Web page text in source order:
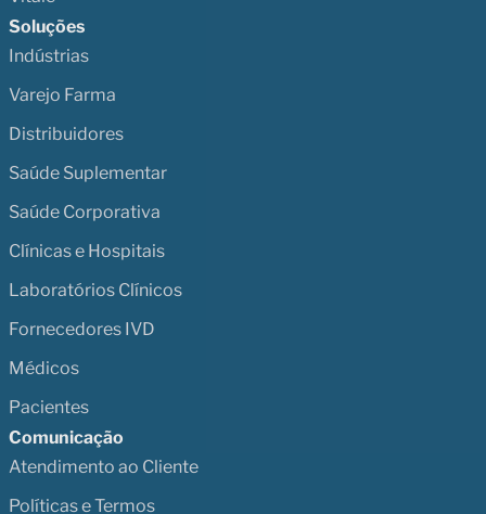
Soluções
Indústrias
Varejo Farma
Distribuidores
Saúde Suplementar
Saúde Corporativa
Clínicas e Hospitais
Laboratórios Clínicos
Fornecedores IVD
Médicos
Pacientes
Comunicação
Atendimento ao Cliente
Políticas e Termos